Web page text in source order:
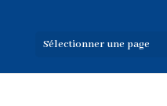
Sélectionner une page